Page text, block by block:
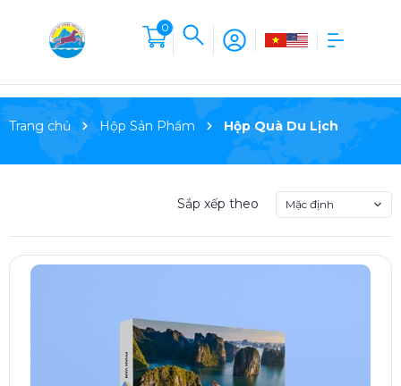
0
Trang chủ Hộp Sản Phẩm Hộp Quà Du Lịch
Sắp xếp theo Mặc định